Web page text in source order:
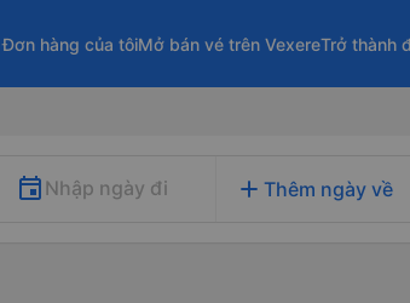
Đơn hàng của tôiMở bán vé trên VexereTrở thành
Nhập ngày đi add Thêm ngày về